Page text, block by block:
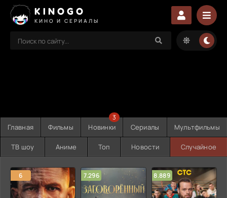
KINOGO
КИНО И СЕРИАЛЫ
Главная Фильмы Новинки
3
Сериалы Мультфильмы
ТВ шоу Аниме Топ Новости Случайное
6 7.296 8.889